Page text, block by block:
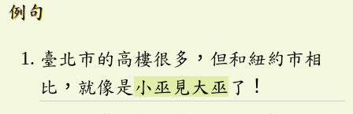
例句
臺北市的高樓很多，但和紐約市相
比，就像是 小巫見大巫 了！